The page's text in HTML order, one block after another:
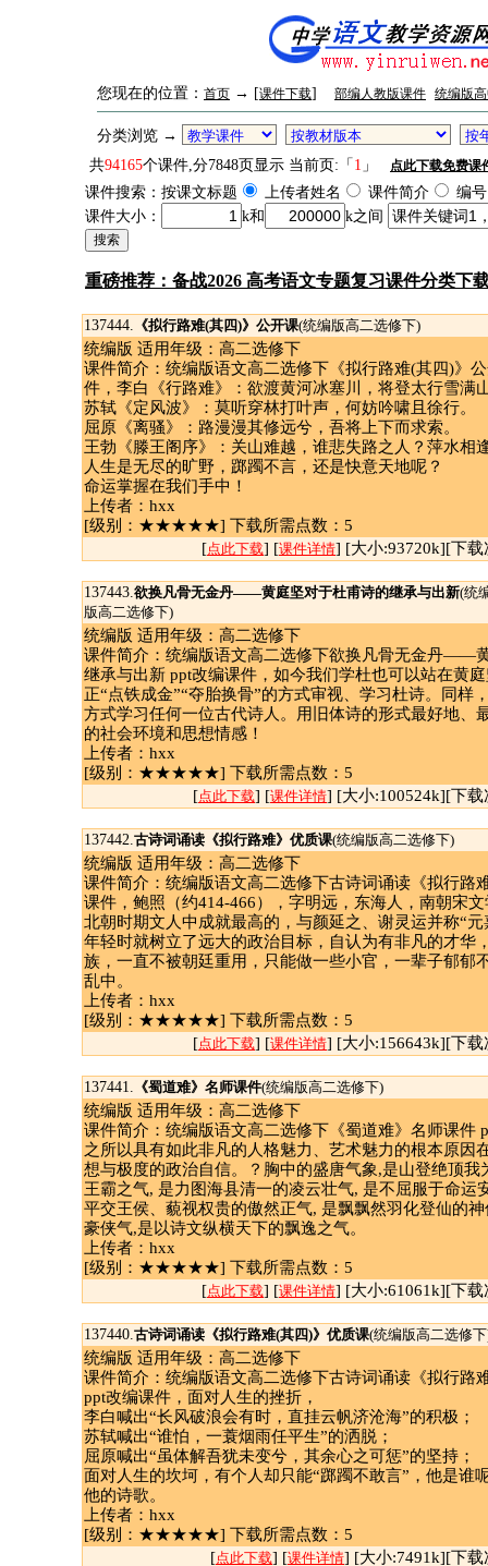
您现在的位置： 首页 → [课件下载] 部编人教版课件 统编版
分类浏览 →
共94165个课件,分7848页显示 当前页:「 1 」 点此下载免费课
课件搜索：按课文标题 上传者姓名 课件简介
编号
课件大小：
k和 k之间
重磅推荐：备战2026 高考语文专题复习课件分类下
137444. 《拟行路难(其四)》公开课(统编版高二选修下)
统编版 适用年级：高二选修下
课件简介：统编版语文高二选修下《拟行路难(其四)》
件，李白《行路难》：欲渡黄河冰塞川，将登太行雪满
苏轼《定风波》：莫听穿林打叶声，何妨吟啸且徐行。
屈原《离骚》：路漫漫其修远兮，吾将上下而求索。
王勃《滕王阁序》：关山难越，谁悲失路之人？萍水相
人生是无尽的旷野，踯躅不言，还是快意天地呢？
命运掌握在我们手中！
上传者：hxx
[级别：★★★★★] 下载所需点数：5
[点此下载] [课件详情] [大小:93720k][下载
137443.欲换凡骨无金丹——黄庭坚对于杜甫诗的继承与出新(统
版高二选修下)
统编版 适用年级：高二选修下
课件简介：统编版语文高二选修下欲换凡骨无金丹——
继承与出新 ppt改编课件，如今我们学杜也可以站在黄
正“点铁成金”“夺胎换骨”的方式审视、学习杜诗。同样
方式学习任何一位古代诗人。用旧体诗的形式最好地、
的社会环境和思想情感！
上传者：hxx
[级别：★★★★★] 下载所需点数：5
[点此下载] [课件详情] [大小:100524k][下载
137442.古诗词诵读《拟行路难》优质课(统编版高二选修下)
统编版 适用年级：高二选修下
课件简介：统编版语文高二选修下古诗词诵读《拟行路
课件，鲍照（约414-466），字明远，东海人，南朝宋
北朝时期文人中成就最高的，与颜延之、谢灵运并称“元
年轻时就树立了远大的政治目标，自认为有非凡的才华
族，一直不被朝廷重用，只能做一些小官，一辈子郁郁
乱中。
上传者：hxx
[级别：★★★★★] 下载所需点数：5
[点此下载] [课件详情] [大小:156643k][下载
137441. 《蜀道难》名师课件(统编版高二选修下)
统编版 适用年级：高二选修下
课件简介：统编版语文高二选修下《蜀道难》名师课件
之所以具有如此非凡的人格魅力、艺术魅力的根本原因
想与极度的政治自信。？胸中的盛唐气象,是山登绝顶我
王霸之气, 是力图海县清一的凌云壮气, 是不屈服于命运
平交王侯、藐视权贵的傲然正气, 是飘飘然羽化登仙的
豪侠气,是以诗文纵横天下的飘逸之气。
上传者：hxx
[级别：★★★★★] 下载所需点数：5
[点此下载] [课件详情] [大小:61061k][下载
137440.古诗词诵读《拟行路难(其四)》优质课(统编版高二选修
统编版 适用年级：高二选修下
课件简介：统编版语文高二选修下古诗词诵读《拟行路
ppt改编课件，面对人生的挫折，
李白喊出“长风破浪会有时，直挂云帆济沧海”的积极；
苏轼喊出“谁怕，一蓑烟雨任平生”的洒脱；
屈原喊出“虽体解吾犹未变兮，其余心之可惩”的坚持；
面对人生的坎坷，有个人却只能“踯躅不敢言”，他是谁
他的诗歌。
上传者：hxx
[级别：★★★★★] 下载所需点数：5
[点此下载] [课件详情] [大小:7491k][下载